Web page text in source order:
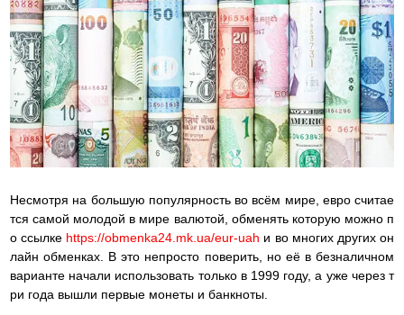
Несмотря на большую популярность во всём мире, евро считае
тся самой молодой в мире валютой, обменять которую можно п
о ссылке https://obmenka24.mk.ua/eur-uah и во многих других он
лайн обменках. В это непросто поверить, но её в безналичном
варианте начали использовать только в 1999 году, а уже через т
ри года вышли первые монеты и банкноты.